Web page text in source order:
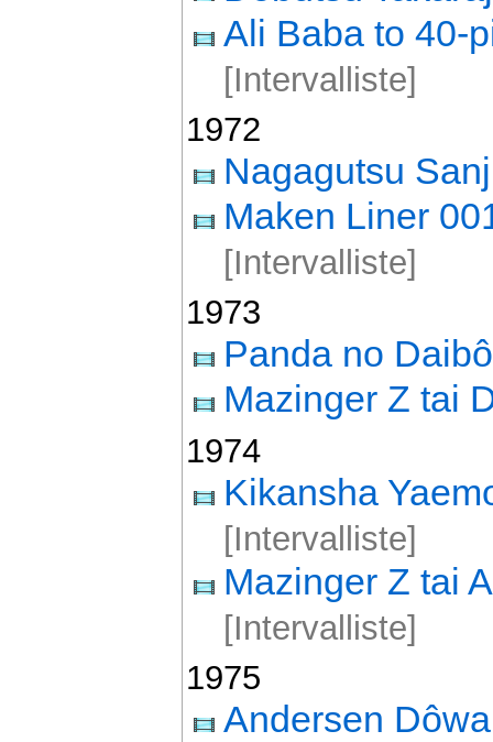
Ali Baba to 40-
[Intervalliste]
1972
Nagagutsu
Maken Liner
[Intervalliste]
1973
Panda no
Mazinger Z tai
1974
Kikansha
[Intervalliste]
Mazinger Z tai
[Intervalliste]
1975
Andersen